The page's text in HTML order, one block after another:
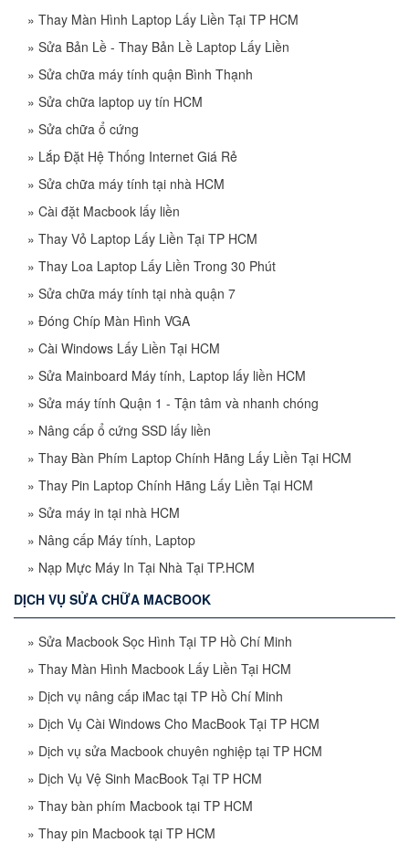
» Thay Màn Hình Laptop Lấy Liền Tại TP HCM
» Sửa Bản Lề - Thay Bản Lề Laptop Lấy Liền
» Sửa chữa máy tính quận Bình Thạnh
» Sửa chữa laptop uy tín HCM
» Sửa chữa ổ cứng
» Lắp Đặt Hệ Thống Internet Giá Rẻ
» Sửa chữa máy tính tại nhà HCM
» Cài đặt Macbook lấy liền
» Thay Vỏ Laptop Lấy Liền Tại TP HCM
» Thay Loa Laptop Lấy Liền Trong 30 Phút
» Sửa chữa máy tính tại nhà quận 7
» Đóng Chíp Màn Hình VGA
» Cài Windows Lấy Liền Tại HCM
» Sửa Mainboard Máy tính, Laptop lấy liền HCM
» Sửa máy tính Quận 1 - Tận tâm và nhanh chóng
» Nâng cấp ổ cứng SSD lấy liền
» Thay Bàn Phím Laptop Chính Hãng Lấy Liền Tại HCM
» Thay Pin Laptop Chính Hãng Lấy Liền Tại HCM
» Sửa máy in tại nhà HCM
» Nâng cấp Máy tính, Laptop
» Nạp Mực Máy In Tại Nhà Tại TP.HCM
DỊCH VỤ SỬA CHỮA MACBOOK
» Sửa Macbook Sọc Hình Tại TP Hồ Chí Minh
» Thay Màn Hình Macbook Lấy Liền Tại HCM
» Dịch vụ nâng cấp iMac tại TP Hồ Chí Minh
» Dịch Vụ Cài Windows Cho MacBook Tại TP HCM
» Dịch vụ sửa Macbook chuyên nghiệp tại TP HCM
» Dịch Vụ Vệ Sinh MacBook Tại TP HCM
» Thay bàn phím Macbook tại TP HCM
» Thay pin Macbook tại TP HCM